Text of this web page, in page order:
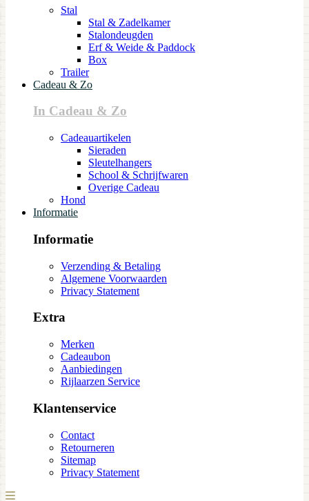
Stal
Stal & Zadelkamer
Stalondeugden
Erf & Weide & Paddock
Box
Trailer
Cadeau & Zo
In Cadeau & Zo
Cadeauartikelen
Sieraden
Sleutelhangers
School & Schrijfwaren
Overige Cadeau
Hond
Informatie
Informatie
Verzending & Betaling
Algemene Voorwaarden
Privacy Statement
Extra
Merken
Cadeaubon
Aanbiedingen
Rijlaarzen Service
Klantenservice
Contact
Retourneren
Sitemap
Privacy Statement